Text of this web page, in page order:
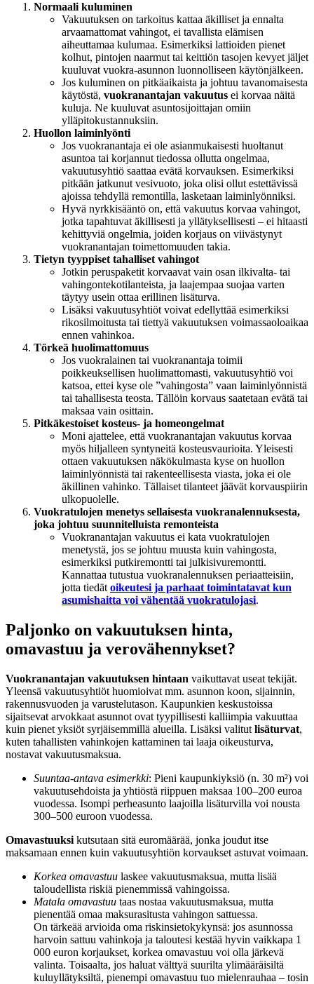
Normaali kuluminen
Vakuutuksen on tarkoitus kattaa äkilliset ja ennalta
arvaamattomat vahingot, ei tavallista elämisen
aiheuttamaa kulumaa. Esimerkiksi lattioiden pienet
kolhut, pintojen naarmut tai keittiön tasojen kevyet jäljet
kuuluvat vuokra-asunnon luonnolliseen käytönjälkeen.
Jos kuluminen on pitkäaikaista ja johtuu tavanomaisesta
käytöstä, vuokranantajan vakuutus ei korvaa näitä
kuluja. Ne kuuluvat asuntosijoittajan omiin
ylläpitokustannuksiin.
Huollon laiminlyönti
Jos vuokranantaja ei ole asianmukaisesti huoltanut
asuntoa tai korjannut tiedossa ollutta ongelmaa,
vakuutusyhtiö saattaa evätä korvauksen. Esimerkiksi
pitkään jatkunut vesivuoto, joka olisi ollut estettävissä
ajoissa tehdyllä remontilla, lasketaan laiminlyönniksi.
Hyvä nyrkkisääntö on, että vakuutus korvaa vahingot,
jotka tapahtuvat äkillisesti ja yllätyksellisesti – ei hitaasti
kehittyviä ongelmia, joiden korjaus on viivästynyt
vuokranantajan toimettomuuden takia.
Tietyn tyyppiset tahalliset vahingot
Jotkin peruspaketit korvaavat vain osan ilkivalta- tai
vahingontekotilanteista, ja laajempaa suojaa varten
täytyy usein ottaa erillinen lisäturva.
Lisäksi vakuutusyhtiöt voivat edellyttää esimerkiksi
rikosilmoitusta tai tiettyä vakuutuksen voimassaoloaikaa
ennen vahinkoa.
Törkeä huolimattomuus
Jos vuokralainen tai vuokranantaja toimii
poikkeuksellisen huolimattomasti, vakuutusyhtiö voi
katsoa, ettei kyse ole ”vahingosta” vaan laiminlyönnistä
tai tahallisesta teosta. Tällöin korvaus saatetaan evätä tai
maksaa vain osittain.
Pitkäkestoiset kosteus- ja homeongelmat
Moni ajattelee, että vuokranantajan vakuutus korvaa
myös hiljalleen syntyneitä kosteusvaurioita. Yleisesti
ottaen vakuutuksen näkökulmasta kyse on huollon
laiminlyönnistä tai rakenteellisesta viasta, joka ei ole
äkillinen vahinko. Tällaiset tilanteet jäävät korvauspiirin
ulkopuolelle.
Vuokratulojen menetys sellaisesta vuokranalennuksesta,
joka johtuu suunnitelluista remonteista
Vuokranantajan vakuutus ei kata vuokratulojen
menetystä, jos se johtuu muusta kuin vahingosta,
esimerkiksi putkiremontti tai julkisivuremontti.
Kannattaa tutustua vuokranalennuksen periaatteisiin,
jotta tiedät oikeutesi ja parhaat toimintatavat kun
asumishaitta voi vähentää vuokratulojasi.
Paljonko on vakuutuksen hinta,
omavastuu ja verovähennykset?
Vuokranantajan vakuutuksen hintaan vaikuttavat useat tekijät.
Yleensä vakuutusyhtiöt huomioivat mm. asunnon koon, sijainnin,
rakennusvuoden ja varustelutason. Kaupunkien keskustoissa
sijaitsevat arvokkaat asunnot ovat tyypillisesti kalliimpia vakuuttaa
kuin pienet yksiöt syrjäisemmillä alueilla. Lisäksi valitut lisäturvat,
kuten tahallisten vahinkojen kattaminen tai laaja oikeusturva,
nostavat vakuutusmaksua.
Suuntaa-antava esimerkki: Pieni kaupunkiyksiö (n. 30 m²) voi
vakuutusehdoista ja yhtiöstä riippuen maksaa 100–200 euroa
vuodessa. Isompi perheasunto laajoilla lisäturvilla voi nousta
300–500 euroon vuodessa.
Omavastuuksi kutsutaan sitä euromäärää, jonka joudut itse
maksamaan ennen kuin vakuutusyhtiön korvaukset astuvat voimaan.
Korkea omavastuu laskee vakuutusmaksua, mutta lisää
taloudellista riskiä pienemmissä vahingoissa.
Matala omavastuu taas nostaa vakuutusmaksua, mutta
pienentää omaa maksurasitusta vahingon sattuessa.
On tärkeää arvioida oma riskinsietokykynsä: jos asunnossa
harvoin sattuu vahinkoja ja taloutesi kestää hyvin vaikkapa 1
000 euron korjaukset, korkea omavastuu voi olla järkevä
valinta. Toisaalta, jos haluat välttyä suurilta ylimääräisiltä
kulu­yllätyksiltä, pienempi omavastuu tuo mielenrauhaa – tosin